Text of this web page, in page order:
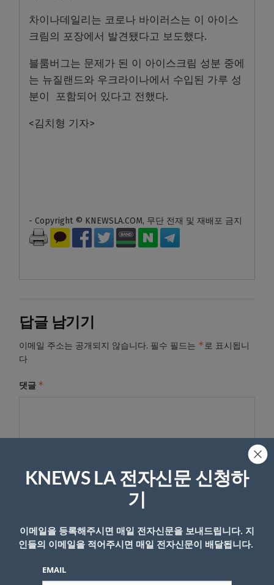
차이나데일리는 코로나 바이러스는 이 아이스
크림의 포장에서 발견됐다고 보도했다.
블룸버그는 문제가 된 이 아이스크림 성분 중에
는 뉴질랜드와 우크라이나에서 수입된 가루 성
분이 포함되어 있다고 전했다.
<김치형 기자>
- Copyright © KNEWSLA.COM, 무단 전재 및 재배포 금지
답글 남기기
이메일 주소는 공개되지 않습니다. 필수 필드는 *로 표시됩니
다
댓글 *
이름
KNEWS LA 전자신문 신청하
기
이메일을 등록해주시면 매일 전자신문을 보내드립니다. 지
인들의 이메일을 적어주시면 매일 전자신문이 배달됩니다.
EMAIL